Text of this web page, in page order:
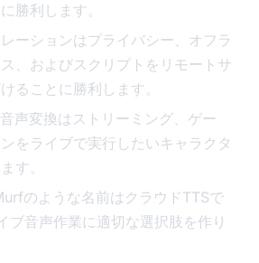
勝利します。
ーションはプライバシー、オフラ
、およびスクリプトをリモートサ
ることに勝利します。
声変換はストリーミング、ゲー
をライブで実行したいキャラクタ
す。
のような名前はクラウドTTSで
ブ音声作業に適切な選択肢を作り